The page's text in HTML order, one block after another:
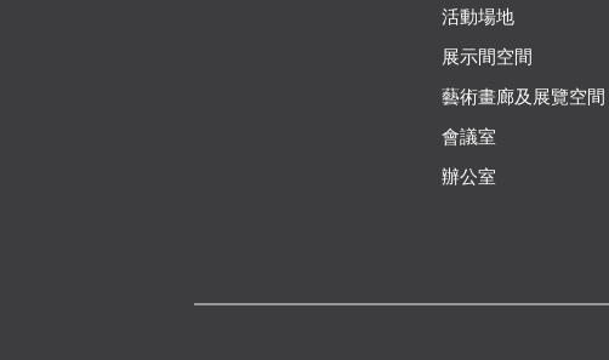
活動場地
展示間空間
藝術畫廊及展覽空間
會議室
辦公室